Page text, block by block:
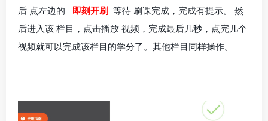
后 点左边的 即刻开刷 等待 刷课完成，完成有提示。 然
后进入该 栏目，点击播放 视频，完成最后几秒，点完几个
视频就可以完成该栏目的学分了。其他栏目同样操作。